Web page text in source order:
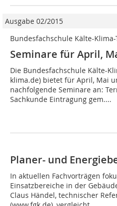
Ausgabe 02/2015
Bundesfachschule Kälte-Klima-
Seminare für April,
Die Bundesfachschule Kälte-
klima.de) bietet für April, Mai
nachfolgende Seminare an:
Sachkunde Eintragung gem....
Planer- und
In aktuellen Fachvorträgen
Einsatzbereiche in der
Claus Händel, technischer